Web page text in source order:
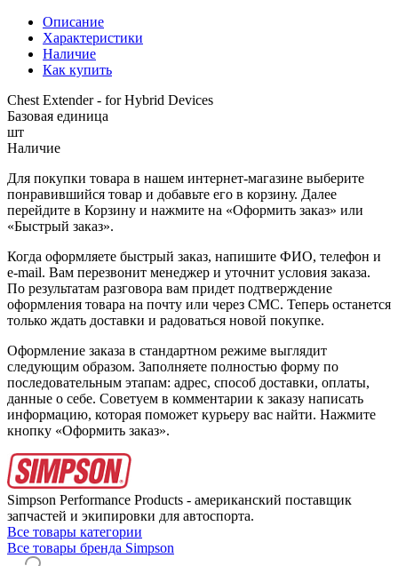
Описание
Характеристики
Наличие
Как купить
Chest Extender - for Hybrid Devices
Базовая единица
шт
Наличие
Для покупки товара в нашем интернет-магазине выберите
понравившийся товар и добавьте его в корзину. Далее
перейдите в Корзину и нажмите на «Оформить заказ» или
«Быстрый заказ».
Когда оформляете быстрый заказ, напишите ФИО, телефон и
e-mail. Вам перезвонит менеджер и уточнит условия заказа.
По результатам разговора вам придет подтверждение
оформления товара на почту или через СМС. Теперь останется
только ждать доставки и радоваться новой покупке.
Оформление заказа в стандартном режиме выглядит
следующим образом. Заполняете полностью форму по
последовательным этапам: адрес, способ доставки, оплаты,
данные о себе. Советуем в комментарии к заказу написать
информацию, которая поможет курьеру вас найти. Нажмите
кнопку «Оформить заказ».
Simpson Performance Products - американский поставщик
запчастей и экипировки для автоспорта.
Все товары категории
Все товары бренда Simpson